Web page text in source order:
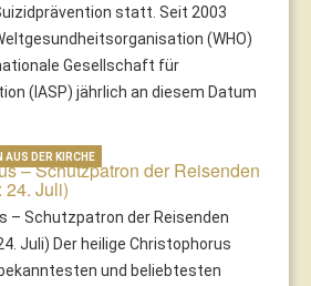
statt. Seit 2003
(WHO)
Gesellschaft für
(IASP) jährlich an diesem Datum
– Schutzpatron der Reisenden
24. Juli)
– Schutzpatron der Reisenden
Juli) Der heilige Christophorus
und beliebtesten
AUS DER KIRCHE